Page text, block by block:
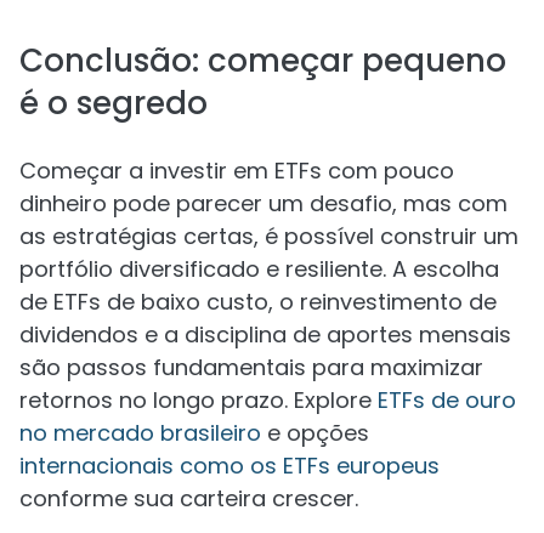
Conclusão: começar pequeno
é o segredo
Começar a investir em ETFs com pouco
dinheiro pode parecer um desafio, mas com
as estratégias certas, é possível construir um
portfólio diversificado e resiliente. A escolha
de ETFs de baixo custo, o reinvestimento de
dividendos e a disciplina de aportes mensais
são passos fundamentais para maximizar
retornos no longo prazo. Explore ETFs de ouro
no mercado brasileiro e opções
internacionais como os ETFs europeus
conforme sua carteira crescer.